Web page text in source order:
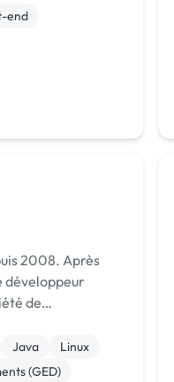
end
Après
développeur
de
applications
Java
Linux
(GED)